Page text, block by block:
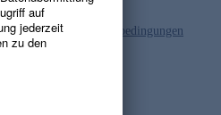
und die Gutscheinbedingungen